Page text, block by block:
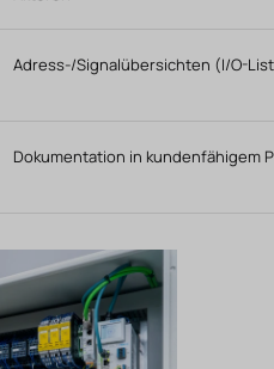
Adress-/Signalübersichten (I/O-
Dokumentation in kundenfähigem